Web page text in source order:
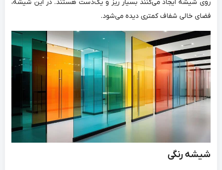
روی شیشه ایجاد می‌کنند بسیار ریز و یک‌دست هستند. در این شیشه،
فضای خالی شفاف کمتری دیده می‌شود.
شیشه رنگی